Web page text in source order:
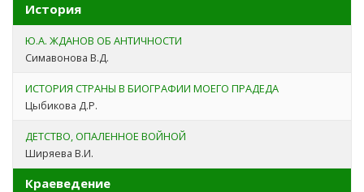
История
Ю.А. ЖДАНОВ ОБ АНТИЧНОСТИ
Симавонова В.Д.
ИСТОРИЯ СТРАНЫ В БИОГРАФИИ МОЕГО ПРАДЕДА
Цыбикова Д.Р.
ДЕТСТВО, ОПАЛЕННОЕ ВОЙНОЙ
Ширяева В.И.
Краеведение